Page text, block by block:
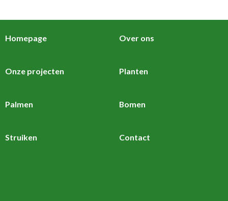
Homepage Over ons
Onze projecten Planten
Palmen Bomen
Struiken Contact